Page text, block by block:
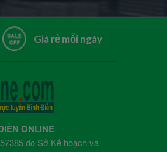
Giá rẻ mỗi ngày
ONLINE
do Sở Kế hoạch và